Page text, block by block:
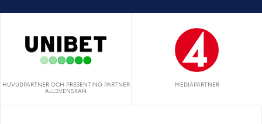
HUVUDPARTNER OCH PRESENTING PARTNER
ALLSVENSKAN
MEDIAPARTNER